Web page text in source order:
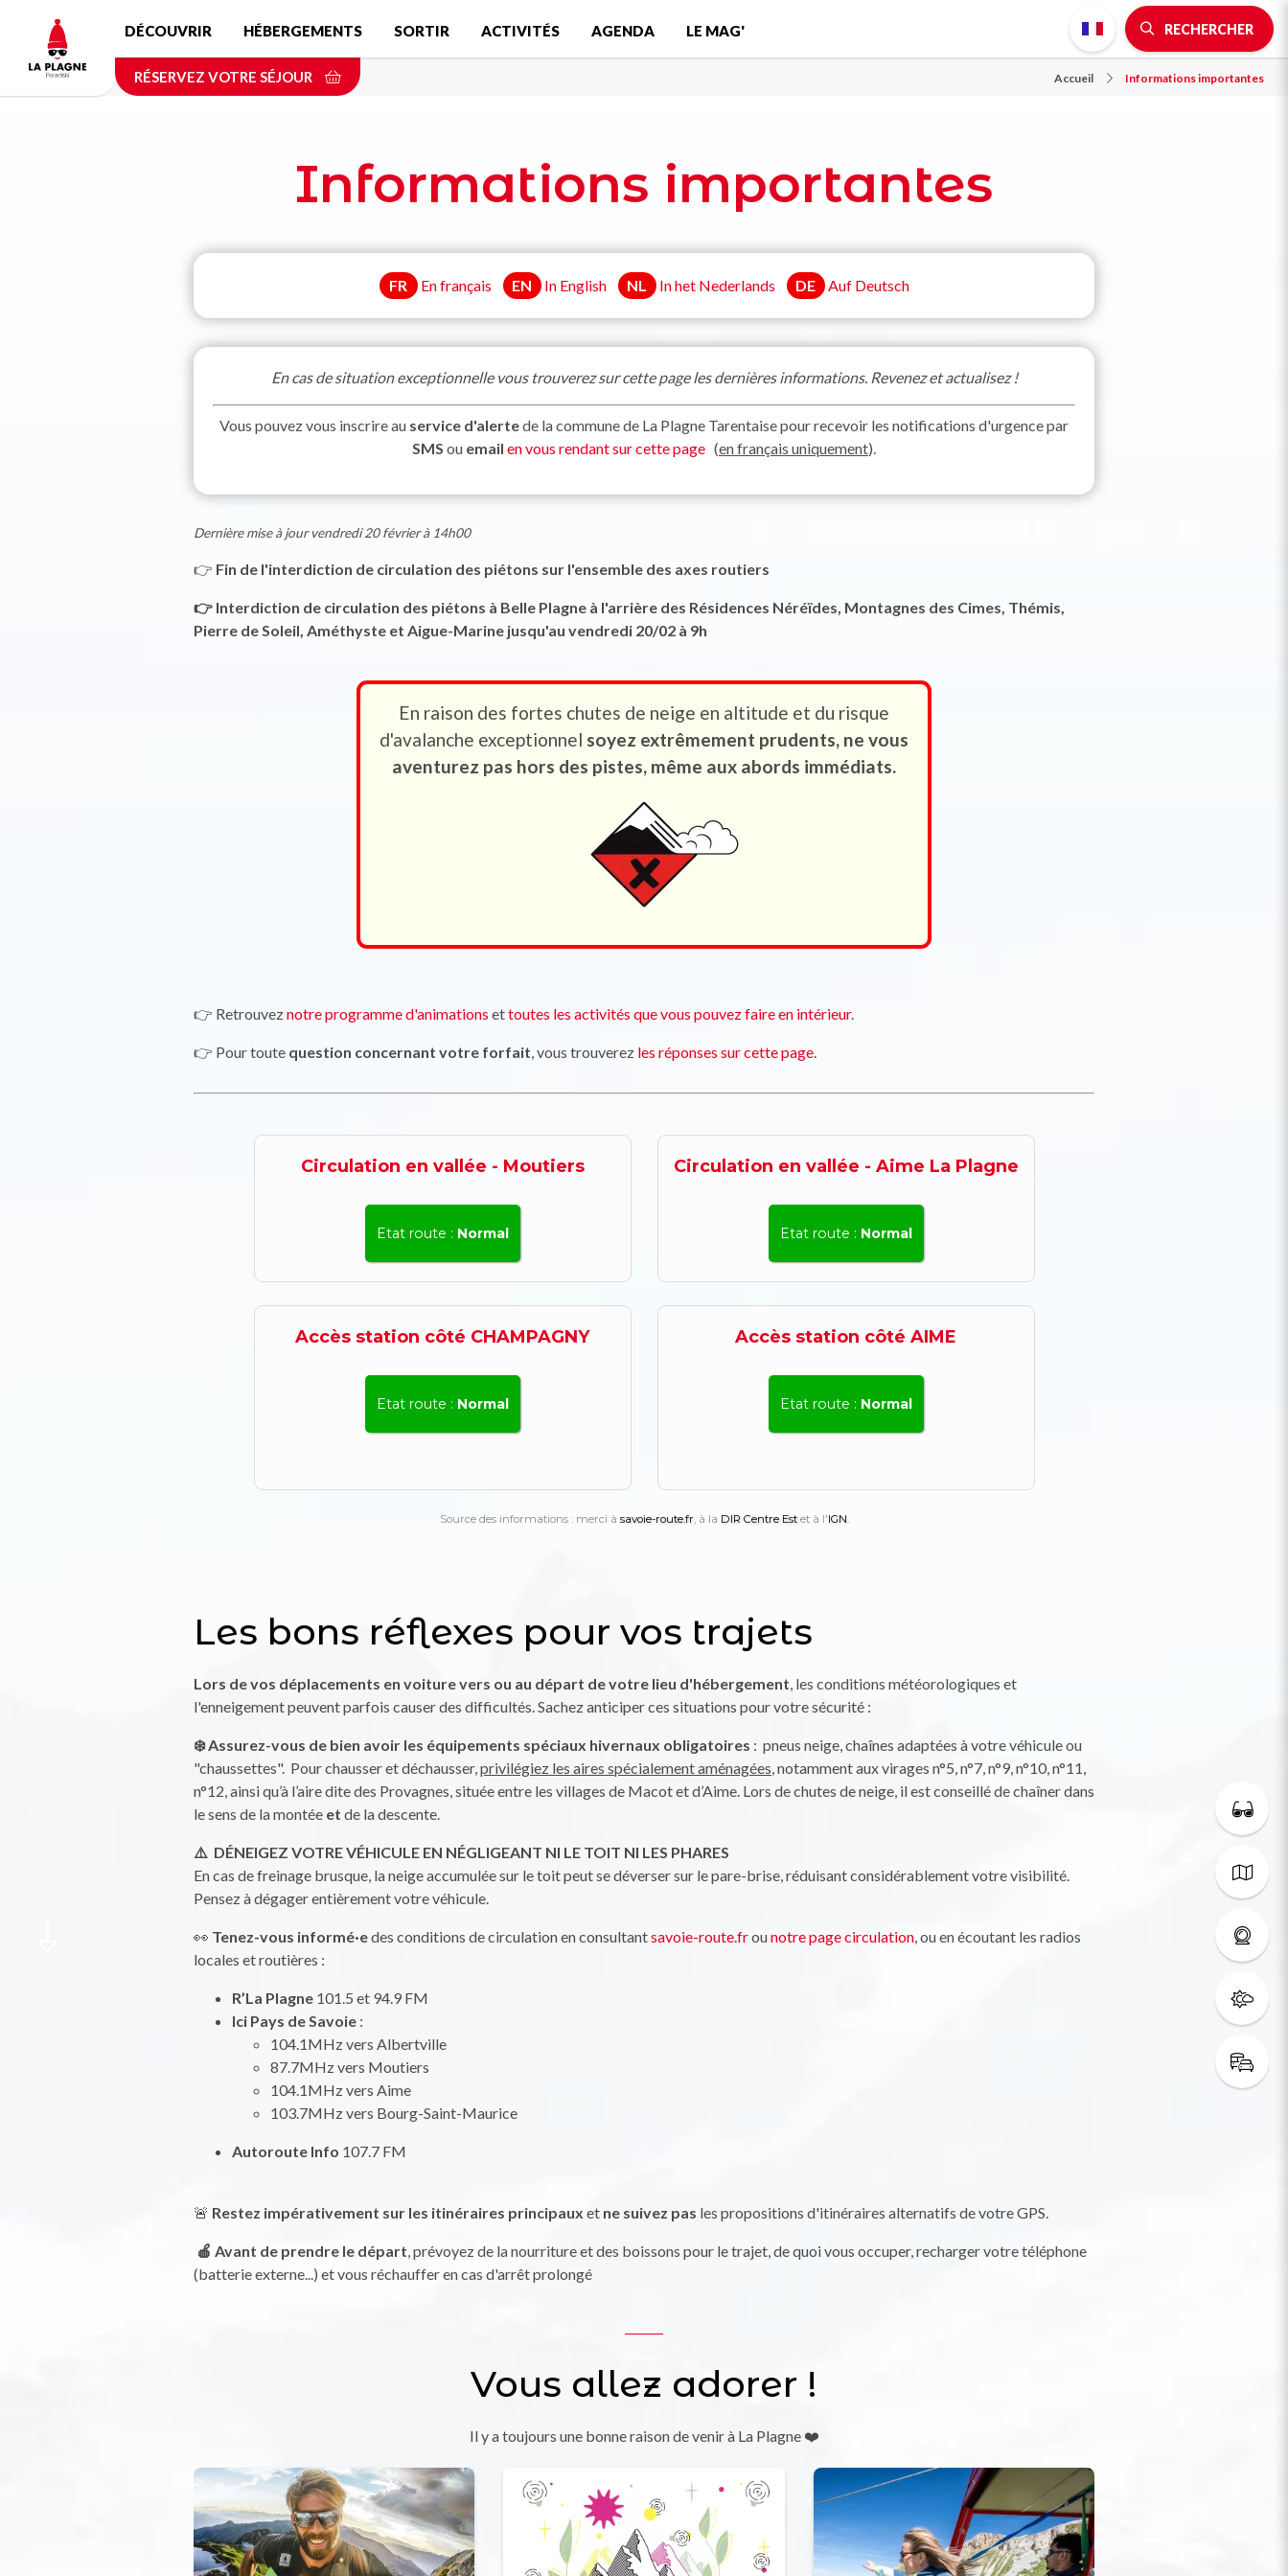
contenu
principal
DÉCOUVRIR HÉBERGEMENTS SORTIR ACTIVITÉS AGENDA LE MAG' RECHERCHER
RÉSERVEZ VOTRE SÉJOUR Accueil Informations importantes
Informations importantes
FR En français EN In English NL In het Nederlands DE Auf Deutsch
En cas de situation exceptionnelle vous trouverez sur cette page les dernières informations. Revenez et actualisez !
Vous pouvez vous inscrire au service d'alertede la commune de La Plagne Tarentaise pour recevoir les notifications d'urgence par
SMS ou email en vous rendant sur cette page (en français uniquement).
Dernière mise à jour vendredi 20 février à 14h00
👉 Fin de l'interdiction de circulation des piétons sur l'ensemble des axes routiers
👉 Interdiction de circulation des piétons à Belle Plagne à l'arrière des Résidences Néréïdes, Montagnes des Cimes, Thémis,
Pierre de Soleil, Améthyste et Aigue-Marine jusqu'au vendredi 20/02 à 9h
En raison des fortes chutes de neige en altitude et du risque
d'avalanche exceptionnel soyez extrêmement prudents, ne vous
aventurez pas hors des pistes, même aux abords immédiats.
👉 Retrouveznotre programme d'animations ettoutes les activités que vous pouvez faire en intérieur.
👉 Pour toute question concernant votre forfait, vous trouverez les réponses sur cette page.
Les bons réflexes pour vos trajets
Lors de vos déplacements en voiture vers ou au départ de votre lieu d'hébergement, les conditions météorologiques et
l'enneigement peuvent parfois causer des difficultés. Sachez anticiper ces situations pour votre sécurité :
❄️ Assurez-vous de bien avoir les équipements spéciaux hivernaux obligatoires : pneus neige, chaînes adaptées à votre véhicule ou
"chaussettes". Pour chausser et déchausser,privilégiez les aires spécialement aménagées, notamment aux virages n°5, n°7, n°9, n°10, n°11,
n°12, ainsi qu’à l’aire dite des Provagnes, située entre les villages de Macot et d’Aime. Lors de chutes de neige, il est conseillé de chaîner dans
le sens de la montée et de la descente.
⚠️ DÉNEIGEZ VOTRE VÉHICULE EN NÉGLIGEANT NI LE TOIT NI LES PHARES
En cas de freinage brusque, la neige accumulée sur le toit peut se déverser sur le pare-brise, réduisant considérablement votre visibilité.
Pensez à dégager entièrement votre véhicule.
👀 Tenez-vous informé·edes conditions de circulation en consultantsavoie-route.frounotre page circulation, ou en écoutant les radios
locales et routières :
R’La Plagne 101.5 et 94.9 FM
Ici Pays de Savoie :
104.1MHz vers Albertville
87.7MHz vers Moutiers
104.1MHz vers Aime
103.7MHz vers Bourg-Saint-Maurice
Autoroute Info 107.7 FM
🚨 Restez impérativement sur les itinéraires principaux et ne suivez pas les propositions d'itinéraires alternatifs de votre GPS.
🍎 Avant de prendre le départ, prévoyez de la nourriture et des boissons pour le trajet, de quoi vous occuper, recharger votre téléphone
(batterie externe...) et vous réchauffer en cas d'arrêt prolongé
Vous allez adorer !
Il y a toujours une bonne raison de venir à La Plagne ❤️